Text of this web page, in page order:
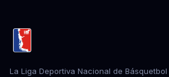
La Liga Deportiva Nacional de Básquetbol